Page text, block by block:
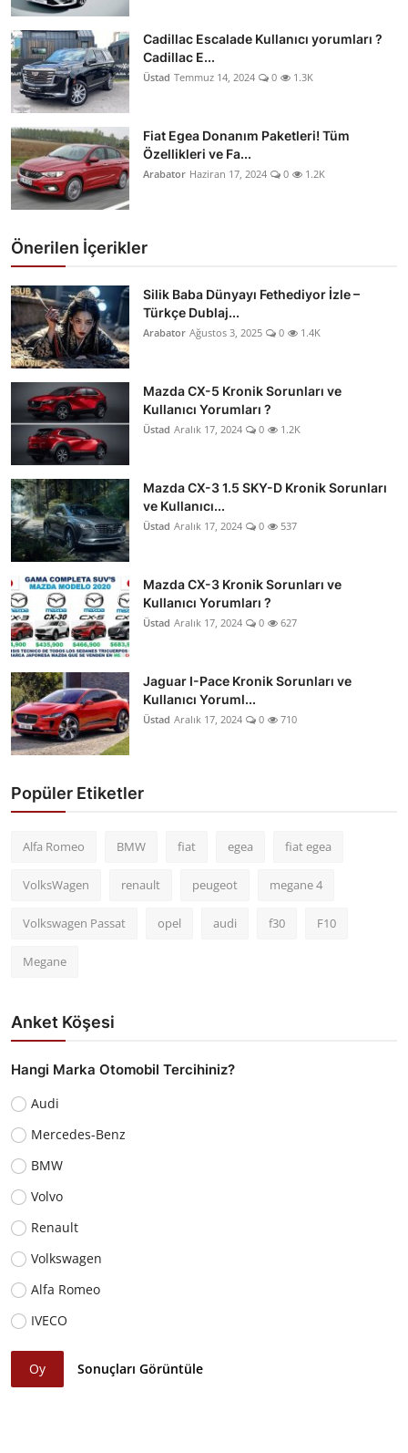
Cadillac Escalade Kullanıcı yorumları ?
Cadillac E...
Üstad Temmuz 14, 2024 0 1.3K
Fiat Egea Donanım Paketleri! Tüm
Özellikleri ve Fa...
Arabator Haziran 17, 2024 0 1.2K
Önerilen İçerikler
Silik Baba Dünyayı Fethediyor İzle –
Türkçe Dublaj...
Arabator Ağustos 3, 2025 0 1.4K
Mazda CX-5 Kronik Sorunları ve
Kullanıcı Yorumları ?
Üstad Aralık 17, 2024 0 1.2K
Mazda CX-3 1.5 SKY-D Kronik Sorunları
ve Kullanıcı...
Üstad Aralık 17, 2024 0 537
Mazda CX-3 Kronik Sorunları ve
Kullanıcı Yorumları ?
Üstad Aralık 17, 2024 0 627
Jaguar I-Pace Kronik Sorunları ve
Kullanıcı Yoruml...
Üstad Aralık 17, 2024 0 710
Popüler Etiketler
Alfa Romeo BMW fiat egea fiat egea
VolksWagen renault peugeot megane 4
Volkswagen Passat opel audi f30 F10
Megane
Anket Köşesi
Hangi Marka Otomobil Tercihiniz?
Audi
Mercedes-Benz
BMW
Volvo
Renault
Volkswagen
Alfa Romeo
IVECO
Oy Sonuçları Görüntüle